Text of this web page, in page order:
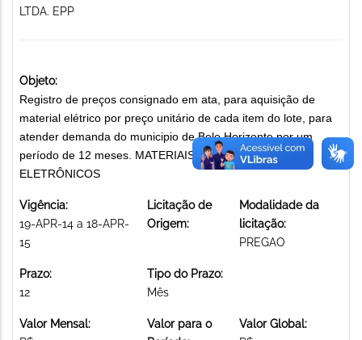
LTDA. EPP
Objeto:
Registro de preços consignado em ata, para aquisição de
material elétrico por preço unitário de cada item do lote, para
atender demanda do municipio de Belo Horizonte por um
período de 12 meses. MATERIAIS ELÉTRICOS E
ELETRÔNICOS
Vigência:
19-APR-14 a 18-APR-
15
Licitação de
Origem:
Modalidade da
licitação:
PREGAO
Prazo:
12
Tipo do Prazo:
Mês
Valor Mensal:
Valor para o
Valor Global: